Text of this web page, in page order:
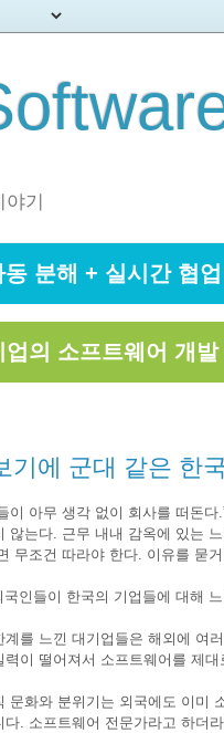
기
동 분해 + 실시간 협
의 소프트웨어 개
기에 군대 같은 한
이 아무 생각 없이 회사를 떠돈다
않는다. 근무 내내 감옥에 있는
무조건 따라야 한다. 이유를 묻
인들이 한국의 기업들에 대해
를 느낀 대기업들은 해외에 여
이 떨어져서 소프트웨어를 제
문화와 분위기는 외국에도 이미
다. 소프트웨어 전문가라고 하더